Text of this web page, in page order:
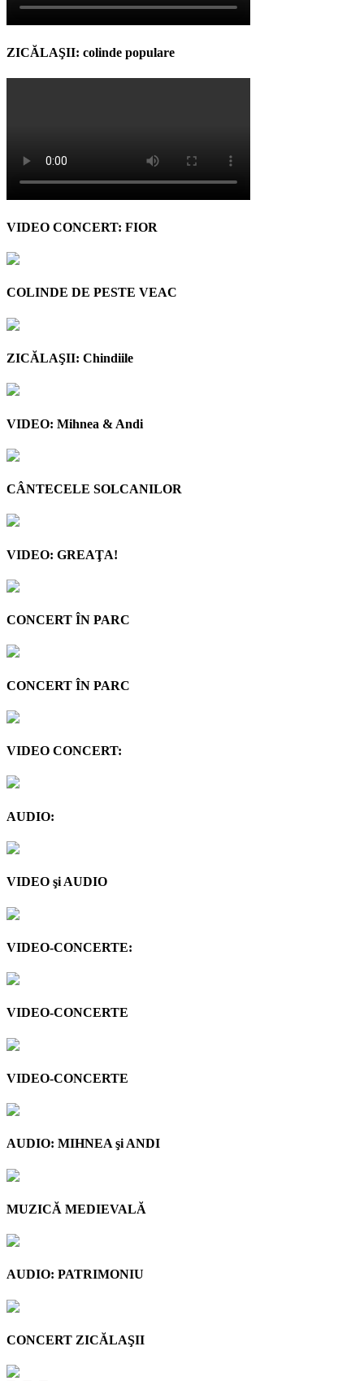
ZICĂLAŞII: colinde populare
VIDEO CONCERT: FIOR
COLINDE DE PESTE VEAC
ZICĂLAŞII: Chindiile
VIDEO: Mihnea & Andi
CÂNTECELE SOLCANILOR
VIDEO: GREAŢA!
CONCERT ÎN PARC
CONCERT ÎN PARC
VIDEO CONCERT:
AUDIO:
VIDEO şi AUDIO
VIDEO-CONCERTE:
VIDEO-CONCERTE
VIDEO-CONCERTE
AUDIO: MIHNEA şi ANDI
MUZICĂ MEDIEVALĂ
AUDIO: PATRIMONIU
CONCERT ZICĂLAŞII